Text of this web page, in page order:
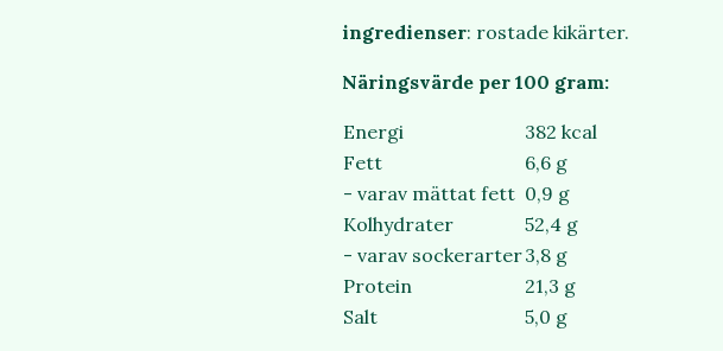
ingredienser: rostade kikärter.
Näringsvärde per 100 gram:
Energi
382 kcal
Fett
6,6 g
- varav mättat fett 0,9 g
Kolhydrater
52,4 g
- varav sockerarter3,8 g
Protein
21,3 g
Salt
5,0 g